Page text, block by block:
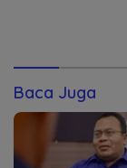
Baca Juga